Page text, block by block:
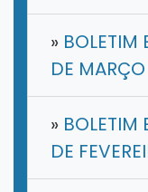
» BOLETIM
DE
» BOLETIM
DE